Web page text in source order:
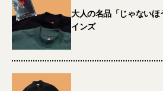
大人の名品「じゃない
インズ